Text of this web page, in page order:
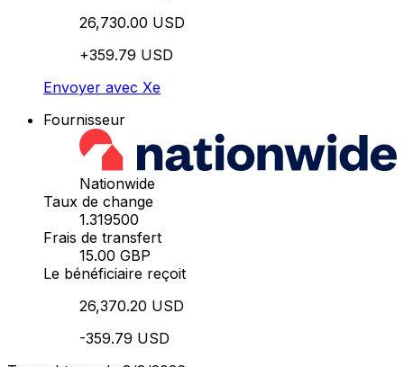
26,730.00 USD
+359.79 USD
Envoyer avec Xe
Fournisseur
Nationwide
Taux de change
1.319500
Frais de transfert
15.00 GBP
Le bénéficiaire reçoit
26,370.20 USD
-359.79 USD